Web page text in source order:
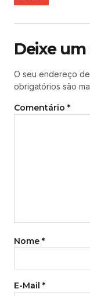
Deixe
O seu endereço
obrigatórios são
Comentário *
Nome *
E-Mail *